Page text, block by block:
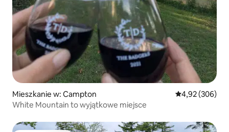
Mieszkanie w: Campton Średnia
4,92 (306)
White Mountain to wyjątkowe miejsce